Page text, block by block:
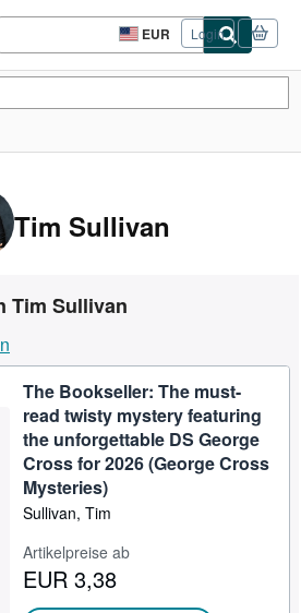
EUR
Seite
der
Login
SCHLIESSEN
Tim Sullivan
Tim Sullivan
The Bookseller: The must-
read twisty mystery featuring
the unforgettable DS George
Cross for 2026 (George Cross
Mysteries)
Sullivan, Tim
Artikelpreise ab
EUR 3,38